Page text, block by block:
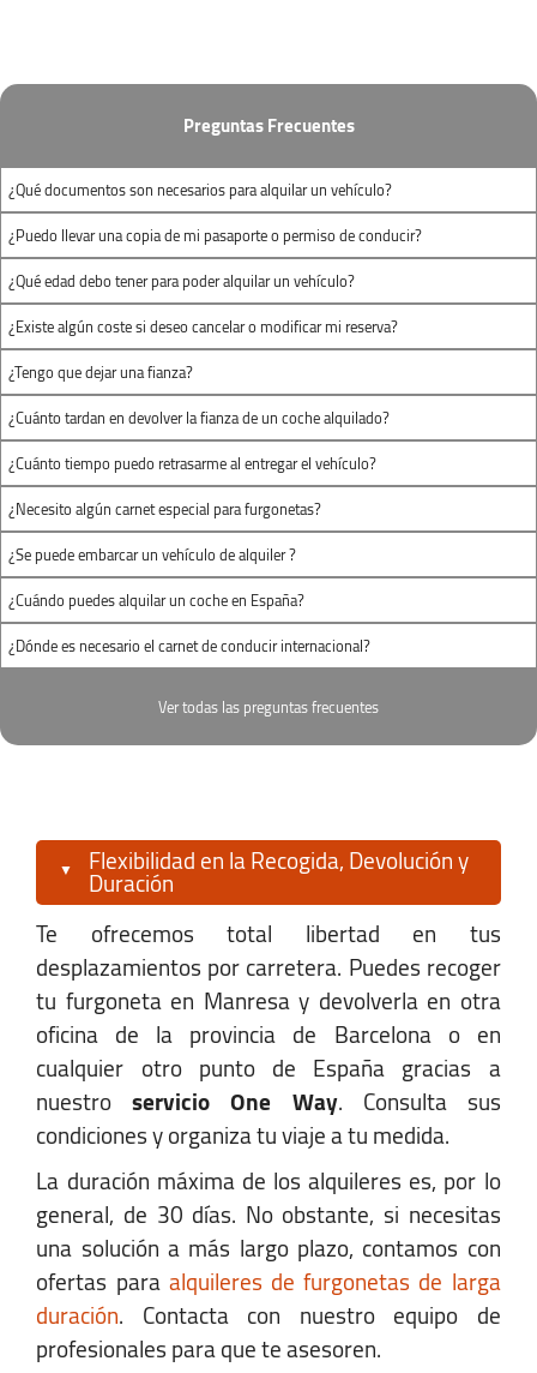
Barcelona - Estación Sants Furgonetas
PZA. DE LOS PAISES CATALANES, S/N,
Barcelona Renfe Estación Sants,
Barcelona 08014
+34 652 952 388
barcelonaRES@autofurgo.com
Ver Mapa
Horario:
Lunes-Viernes:07:00 - 23:00
Sábado:07:00 - 23:00
Domingo:07:00 - 23:00
Hospitalet de Llobregat
de Llobregat -
Barcelona-Ciudad Furgonetas Gran
Capacidad, Barcelona
+34 652 952 388
barcelona-ciudadFGC@autofurgo.com
Ver Mapa
Horario:
Lunes-Viernes:08:00 - 18:00
Sábado:09:00 - 13:00
Domingo:Cerrado
1.50mx1.20mx
(largo x ancho x
alto)
2.20mx1.30mx
1.40m
(largo x ancho x
alto)
Preguntas Frecuentes
¿Qué documentos son necesarios para alquilar un vehículo?
¿Puedo llevar una copia de mi pasaporte o permiso de conducir?
¿Qué edad debo tener para poder alquilar un vehículo?
¿Existe algún coste si deseo cancelar o modificar mi reserva?
¿Tengo que dejar una fianza?
¿Cuánto tardan en devolver la fianza de un coche alquilado?
¿Cuánto tiempo puedo retrasarme al entregar el vehículo?
¿Necesito algún carnet especial para furgonetas?
¿Se puede embarcar un vehículo de alquiler ?
¿Cuándo puedes alquilar un coche en España?
¿Dónde es necesario el carnet de conducir internacional?
Ver todas las preguntas frecuentes
Flexibilidad en la Recogida, Devolución y
Duración
Te ofrecemos total libertad en tus
desplazamientos por carretera. Puedes recoger
tu furgoneta en Manresa y devolverla en otra
oficina de la provincia de Barcelona o en
cualquier otro punto de España gracias a
nuestroservicio One Way. Consulta sus
condiciones y organiza tu viaje a tu medida.
La duración máxima de los alquileres es, por lo
general, de 30 días. No obstante, si necesitas
una solución a más largo plazo, contamos con
ofertas paraalquileres de furgonetas de larga
duración. Contacta con nuestro equipo de
profesionales para que te asesoren.